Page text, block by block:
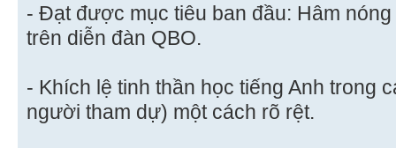
- Đạt được mục tiêu ban đầu: Hâm
trên diễn đàn QBO.
- Khích lệ tinh thần học tiếng Anh trong
người tham dự) một cách rõ rệt.